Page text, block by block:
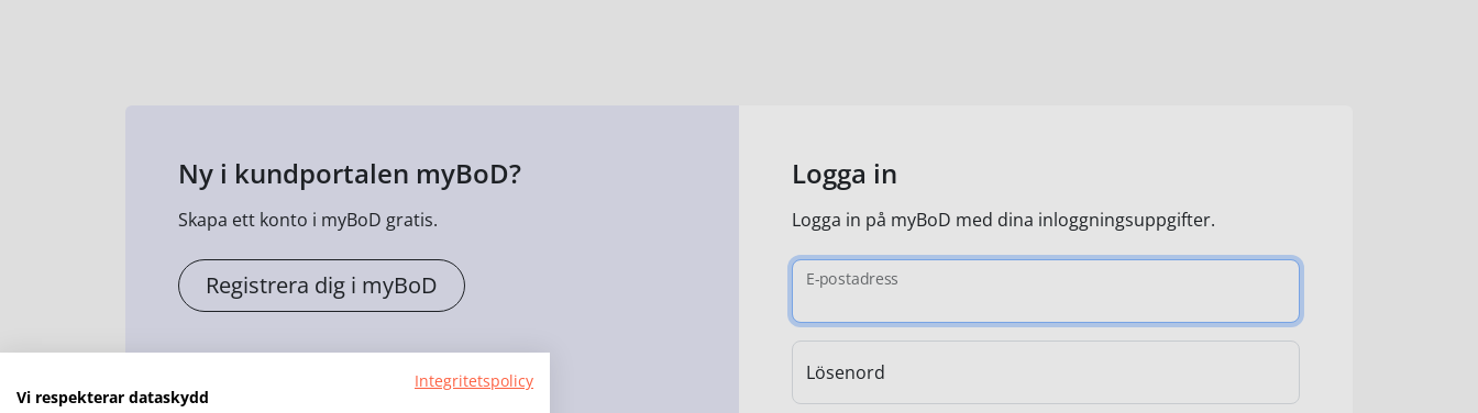
Logga in
Logga in på myBoD med dina inloggningsuppgifter.
E-postadress
Lösenord
Ny i kundportalen myBoD?
Skapa ett konto i myBoD gratis.
Registrera dig i myBoD
Integritetspolicy
Vi respekterar dataskydd